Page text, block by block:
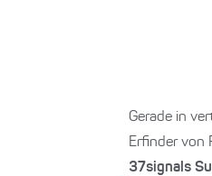
Gerade in
Erfinder von
37signals